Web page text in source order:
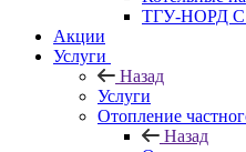
ТГУ-НОРД С
Акции
Услуги
Назад
Услуги
Отопление
Назад